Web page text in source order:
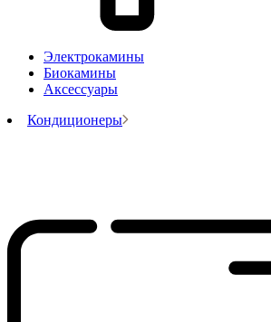
Электрокамины
Биокамины
Аксессуары
Кондиционеры